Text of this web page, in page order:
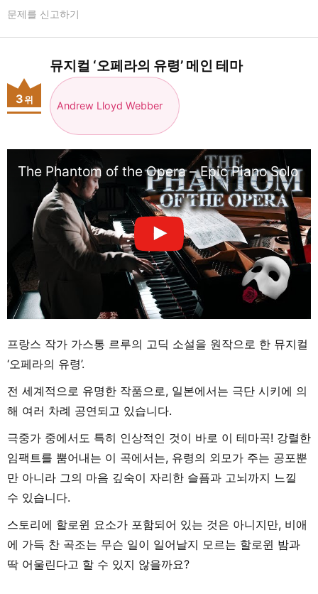
문제를 신고하기
뮤지컬 ‘오페라의 유령’ 메인 테마
Andrew Lloyd Webber
3위
The Phantom of the Opera – Epic Piano Solo |
프랑스 작가 가스통 르루의 고딕 소설을 원작으로 한 뮤지컬
‘오페라의 유령’.
전 세계적으로 유명한 작품으로, 일본에서는 극단 시키에 의
해 여러 차례 공연되고 있습니다.
극중가 중에서도 특히 인상적인 것이 바로 이 테마곡! 강렬한
임팩트를 뿜어내는 이 곡에서는, 유령의 외모가 주는 공포뿐
만 아니라 그의 마음 깊숙이 자리한 슬픔과 고뇌까지 느낄
수 있습니다.
스토리에 할로윈 요소가 포함되어 있는 것은 아니지만, 비애
에 가득 찬 곡조는 무슨 일이 일어날지 모르는 할로윈 밤과
딱 어울린다고 할 수 있지 않을까요?